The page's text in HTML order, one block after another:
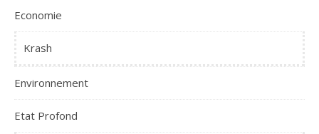
Economie
Krash
Environnement
Etat Profond